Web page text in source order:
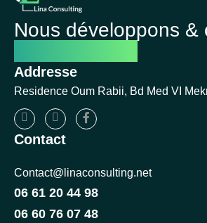
Nous développons &
Addresse
Residence Oum Rabii, Bd Med VI
Contact
Contact@linaconsulting.net
06 61 20 44 98
06 60 76 07 48